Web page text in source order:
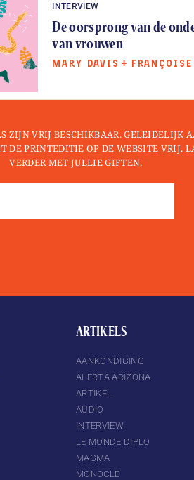
INTERVIEW
De oorsprong van de
van vrouwen
MARY DAVIS +
ZIJN VRIJ BESCHIKBAAR. GELEIDELIJK
DE PRINTEDITIE OP DE WEBSITE VRIJ.
VERDER MET JULLIE GIFTEN.
ARTIKELS
AANKONDIGING
ALERTA ARIZONA
ARTIKEL
AUDIO
INTERVIEW
LE MONDE DIPLO
MAGMA
MONOCLE